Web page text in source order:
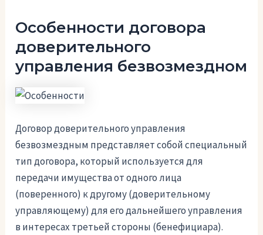
Особенности договора
доверительного
управления безвозмездном
Договор доверительного управления
безвозмездным представляет собой специальный
тип договора, который используется для
передачи имущества от одного лица
(поверенного) к другому (доверительному
управляющему) для его дальнейшего управления
в интересах третьей стороны (бенефициара).